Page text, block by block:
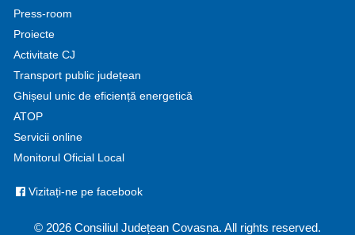
Press-room
Proiecte
Activitate CJ
Transport public județean
Ghișeul unic de eficiență energetică
ATOP
Servicii online
Monitorul Oficial Local
Vizitați-ne pe facebook
© 2026 Consiliul Județean Covasna. All rights reserved.